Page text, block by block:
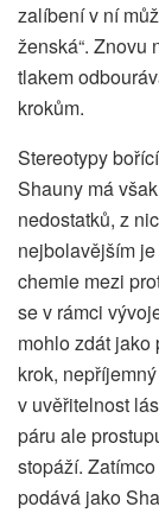
zalíbení v ní
ženská“. Znovu
tlakem
krokům.
Stereotypy
Shauny má
nedostatků, z
nejbolavějším
chemie mezi
se v rámci
mohlo zdát jako
krok,
v uvěřitelnost
páru ale
stopáží.
podává jako